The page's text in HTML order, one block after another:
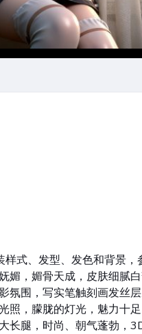
式、发型、发色和背景
媚，媚骨天成，皮肤细腻
氛围，写实笔触刻画发丝
照，朦胧的灯光，魅力十
长腿，时尚、朝气蓬勃，